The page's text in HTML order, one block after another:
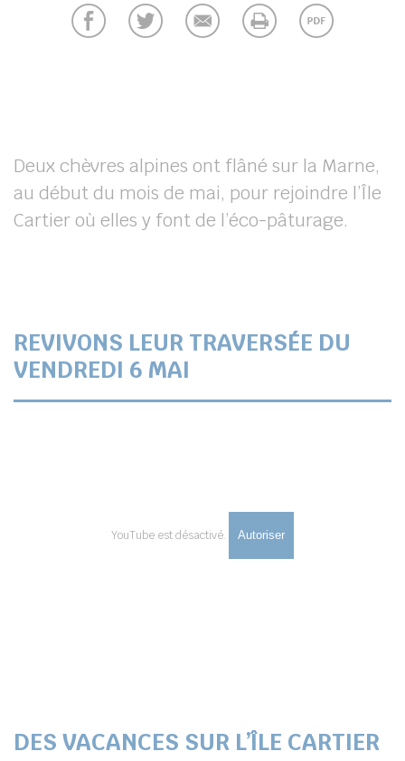
Deux chèvres alpines ont flâné sur la Marne,
au début du mois de mai, pour rejoindre l’Île
Cartier où elles y font de l’éco-pâturage.
REVIVONS LEUR TRAVERSÉE DU
VENDREDI 6 MAI
YouTube est désactivé. Autoriser
DES VACANCES SUR L’ÎLE CARTIER